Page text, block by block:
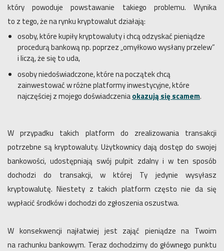
który powoduje powstawanie takiego problemu. Wynika
to z tego, że na rynku kryptowalut działają:
osoby, które kupiły kryptowaluty i chcą odzyskać pieniądze
procedurą bankową np. poprzez „omyłkowo wysłany przelew”
i liczą, że się to uda,
osoby niedoświadczone, które na początek chcą
zainwestować w różne platformy inwestycyjne, które
najczęściej z mojego doświadczeniaokazują się scamem.
W przypadku takich platform do zrealizowania transakcji
potrzebne są kryptowaluty. Użytkownicy dają dostęp do swojej
bankowości, udostępniają swój pulpit zdalny i w ten sposób
dochodzi do transakcji, w której Ty jedynie wysyłasz
kryptowalutę. Niestety z takich platform często nie da się
wypłacić środków i dochodzi do zgłoszenia oszustwa.
W konsekwencji najłatwiej jest zająć pieniądze na Twoim
na rachunku bankowym. Teraz dochodzimy do głównego punktu